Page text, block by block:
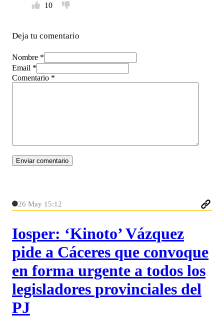
10
Deja tu comentario
Nombre *
Email *
Comentario *
26 May 15:12
Iosper: ‘Kinoto’ Vázquez
pide a Cáceres que convoque
en forma urgente a todos los
legisladores provinciales del
PJ